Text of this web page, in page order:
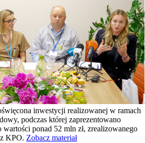
inwestycji realizowanej w ramach
podczas której zaprezentowano
ponad 52 mln zł, zrealizowanego
KPO. Zobacz materiał